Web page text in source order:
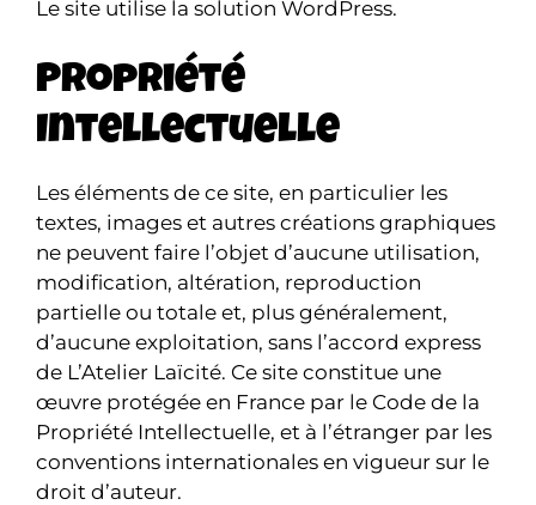
Le site utilise la solution WordPress.
Propriété
Intellectuelle
Les éléments de ce site, en particulier les
textes, images et autres créations graphiques
ne peuvent faire l’objet d’aucune utilisation,
modification, altération, reproduction
partielle ou totale et, plus généralement,
d’aucune exploitation, sans l’accord express
de L’Atelier Laïcité. Ce site constitue une
œuvre protégée en France par le Code de la
Propriété Intellectuelle, et à l’étranger par les
conventions internationales en vigueur sur le
droit d’auteur.